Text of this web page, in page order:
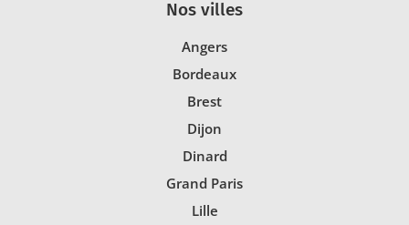
Nos villes
Angers
Bordeaux
Brest
Dijon
Dinard
Grand Paris
Lille